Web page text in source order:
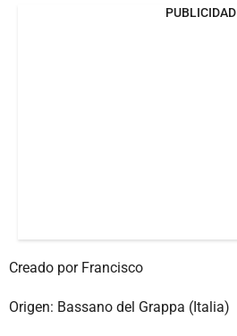
PUBLICIDAD
Creado por Francisco
Origen: Bassano del Grappa (Italia)